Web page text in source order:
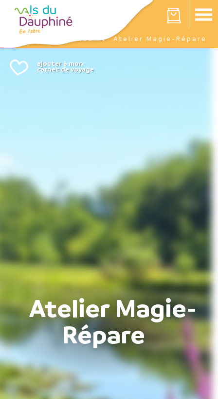
Votre panier est vide
Agenda Atelier Magie-Répare
Atelier Magie-
Répare
Panneau de gestion des cookies